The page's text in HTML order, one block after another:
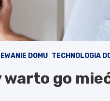
DOMU TECHNOLOGIA
go